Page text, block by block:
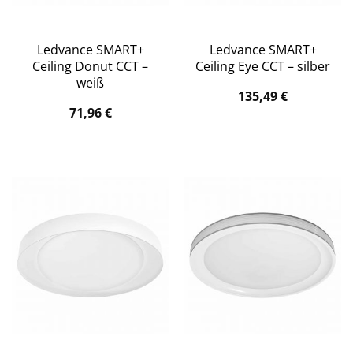
Ledvance SMART+
Ceiling Donut CCT –
weiß
71,96€
Ledvance SMART+
Ceiling Eye CCT – silber
135,49€